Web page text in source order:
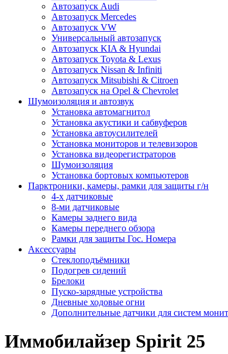
Автозапуск Audi
Автозапуск Mercedes
Автозапуск VW
Универсальный автозапуск
Автозапуск KIA & Hyundai
Автозапуск Toyota & Lexus
Автозапуск Nissan & Infiniti
Автозапуск Mitsubishi & Citroen
Автозапуск на Opel & Chevrolet
Шумоизоляция и автозвук
Установка автомагнитол
Установка акустики и сабвуферов
Установка автоусилителей
Установка мониторов и телевизоров
Установка видеорегистраторов
Шумоизоляция
Установка бортовых компьютеров
Парктроники, камеры, рамки для защиты г/н
4-х датчиковые
8-ми датчиковые
Камеры заднего вида
Камеры переднего обзора
Рамки для защиты Гос. Номера
Аксессуары
Стеклоподъёмники
Подогрев сидений
Брелоки
Пуско-зарядные устройства
Дневные ходовые огни
Дополнительные датчики для систем
Иммобилайзер Spirit 25